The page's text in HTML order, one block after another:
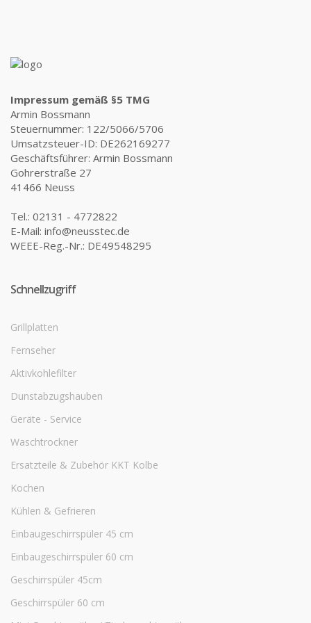
Impressum gemäß §5 TMG
Armin Bossmann
Steuernummer: 122/5066/5706
Umsatzsteuer-ID: DE262169277
Geschäftsführer: Armin Bossmann
Gohrerstraße 27
41466 Neuss
Tel.: 02131 - 4772822
E-Mail: info@neusstec.de
WEEE-Reg.-Nr.: DE49548295
Schnellzugriff
Grillplatten
Fernseher
Aktivkohlefilter
Dunstabzugshauben
Geräte - Service
Waschtrockner
Ersatzteile & Zubehör KKT Kolbe
Kochen
Kühlen & Gefrieren
Einbaugeschirrspüler 45 cm
Einbaugeschirrspüler 60 cm
Geschirrspüler 45cm
Geschirrspüler 60 cm